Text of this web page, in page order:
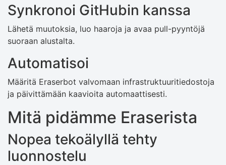
Synkronoi GitHubin kanssa
Lähetä muutoksia, luo haaroja ja avaa pull-pyyntöjä
suoraan alustalta.
Automatisoi
Määritä Eraserbot valvomaan infrastruktuuritiedostoja
ja päivittämään kaavioita automaattisesti.
Mitä pidämme Eraserista
Nopea tekoälyllä tehty
luonnostelu